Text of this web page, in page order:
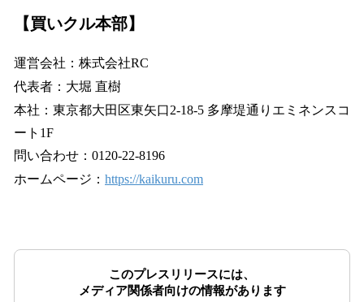
【買いクル本部】
運営会社：株式会社RC
代表者：大堀 直樹
本社：東京都大田区東矢口2-18-5 多摩堤通りエミネンスコ
ート1F
問い合わせ：0120-22-8196
ホームページ： https://kaikuru.com
このプレスリリースには、
メディア関係者向けの情報があります